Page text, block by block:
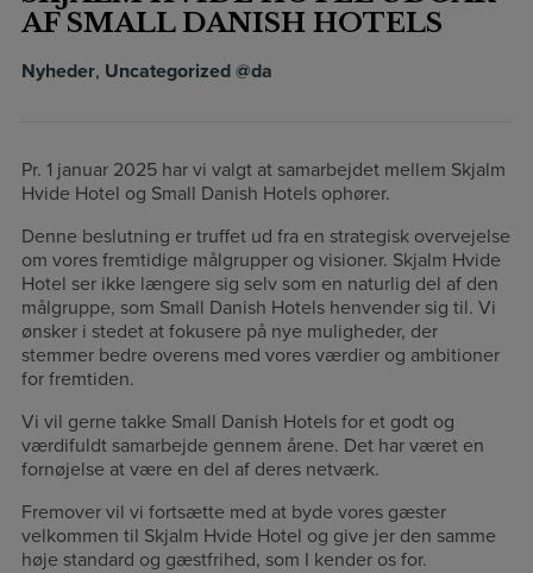
AF SMALL DANISH HOTELS
Nyheder, Uncategorized @da
Pr. 1 januar 2025 har vi valgt at samarbejdet mellem Skjalm
Hvide Hotel og Small Danish Hotels ophører.
Denne beslutning er truffet ud fra en strategisk overvejelse
om vores fremtidige målgrupper og visioner. Skjalm Hvide
Hotel ser ikke længere sig selv som en naturlig del af den
målgruppe, som Small Danish Hotels henvender sig til. Vi
ønsker i stedet at fokusere på nye muligheder, der
stemmer bedre overens med vores værdier og ambitioner
for fremtiden.
Vi vil gerne takke Small Danish Hotels for et godt og
værdifuldt samarbejde gennem årene. Det har været en
fornøjelse at være en del af deres netværk.
Fremover vil vi fortsætte med at byde vores gæster
velkommen til Skjalm Hvide Hotel og give jer den samme
høje standard og gæstfrihed, som I kender os for.